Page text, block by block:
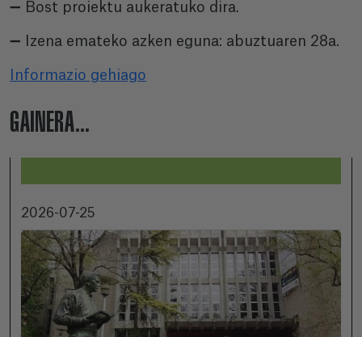
➖ Bost proiektu aukeratuko dira.
➖ Izena emateko azken eguna: abuztuaren 28a.
Informazio gehiago
GAINERA...
2026-07-25